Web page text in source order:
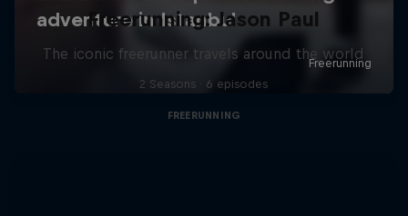
Freerunning: Jason Paul
The iconic freerunner travels around the world
2 Seasons · 6 episodes
FREERUNNING